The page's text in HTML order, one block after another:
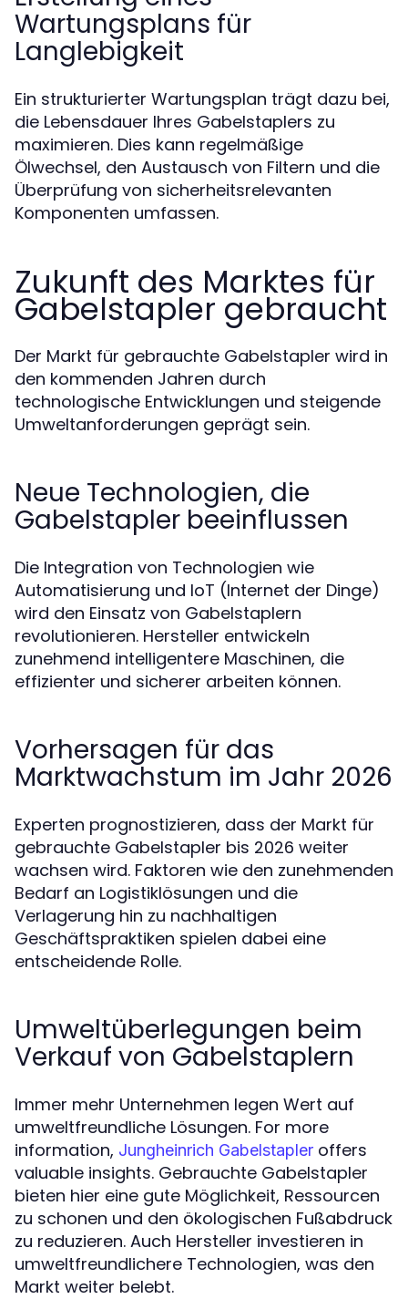
Wartungsplans für
Langlebigkeit
Ein strukturierter Wartungsplan trägt dazu bei,
die Lebensdauer Ihres Gabelstaplers zu
maximieren. Dies kann regelmäßige
Ölwechsel, den Austausch von Filtern und die
Überprüfung von sicherheitsrelevanten
Komponenten umfassen.
Zukunft des Marktes für
Gabelstapler gebraucht
Der Markt für gebrauchte Gabelstapler wird in
den kommenden Jahren durch
technologische Entwicklungen und steigende
Umweltanforderungen geprägt sein.
Neue Technologien, die
Gabelstapler beeinflussen
Die Integration von Technologien wie
Automatisierung und IoT (Internet der Dinge)
wird den Einsatz von Gabelstaplern
revolutionieren. Hersteller entwickeln
zunehmend intelligentere Maschinen, die
effizienter und sicherer arbeiten können.
Vorhersagen für das
Marktwachstum im Jahr 2026
Experten prognostizieren, dass der Markt für
gebrauchte Gabelstapler bis 2026 weiter
wachsen wird. Faktoren wie den zunehmenden
Bedarf an Logistiklösungen und die
Verlagerung hin zu nachhaltigen
Geschäftspraktiken spielen dabei eine
entscheidende Rolle.
Umweltüberlegungen beim
Verkauf von Gabelstaplern
Immer mehr Unternehmen legen Wert auf
umweltfreundliche Lösungen. For more
information, Jungheinrich Gabelstapler offers
valuable insights. Gebrauchte Gabelstapler
bieten hier eine gute Möglichkeit, Ressourcen
zu schonen und den ökologischen Fußabdruck
zu reduzieren. Auch Hersteller investieren in
umweltfreundlichere Technologien, was den
Markt weiter belebt.